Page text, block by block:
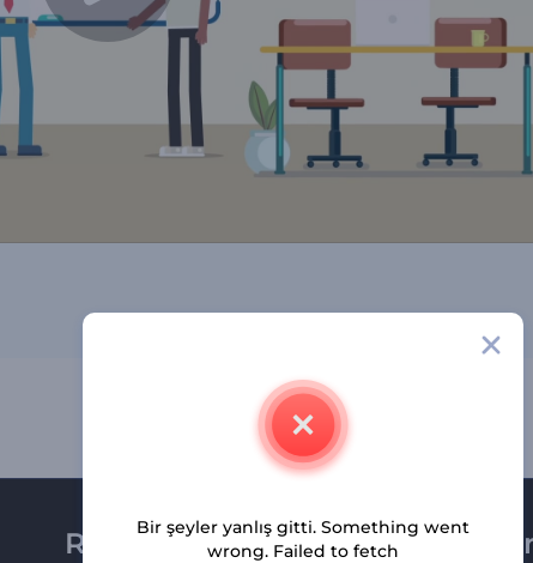
Renderforest bültenine üye
Bir şeyler yanlış gitti. Something went
wrong. Failed to fetch